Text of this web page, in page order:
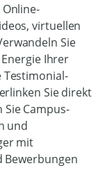
virtuellen
Sie
Ihrer
Testimonial-
Sie direkt
Campus-
und
mit
Bewerbungen